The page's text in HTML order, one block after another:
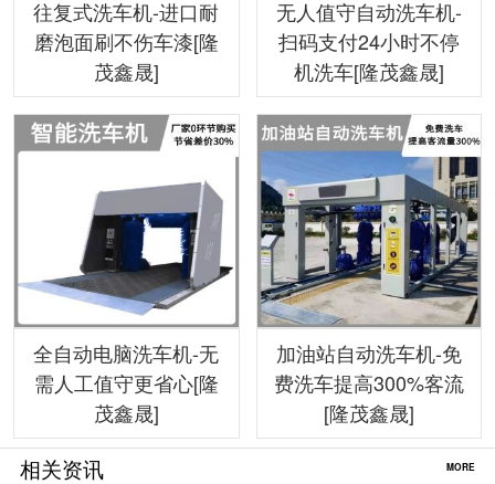
往复式洗车机-进口耐
磨泡面刷不伤车漆[隆
茂鑫晟]
无人值守自动洗车机-
扫码支付24小时不停
机洗车[隆茂鑫晟]
全自动电脑洗车机-无
需人工值守更省心[隆
茂鑫晟]
加油站自动洗车机-免
费洗车提高300%客流
[隆茂鑫晟]
相关资讯 MORE